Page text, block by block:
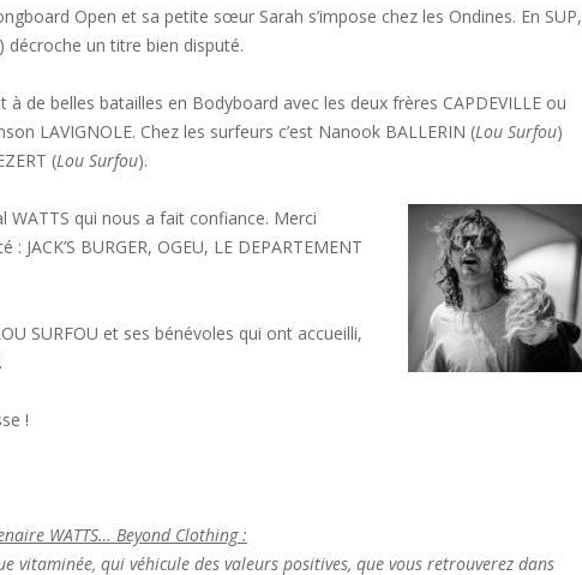
Open et sa petite sœur Sarah s’impose chez les Ondines. En SUP,
) décroche un titre bien disputé.
de belles batailles en Bodyboard avec les deux frères CAPDEVILLE ou
LAVIGNOLE. Chez les surfeurs c’est Nanook BALLERIN (Lou Surfou)
(Lou Surfou).
qui nous a fait confiance. Merci
BURGER, OGEU, LE DEPARTEMENT
SURFOU et ses bénévoles qui ont accueilli,
!
WATTS… Beyond Clothing :
vitaminée, qui véhicule des valeurs positives, que vous retrouverez dans